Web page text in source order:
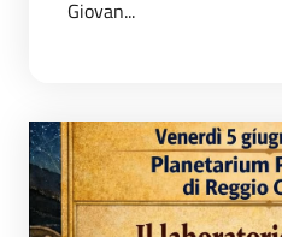
Giovan...